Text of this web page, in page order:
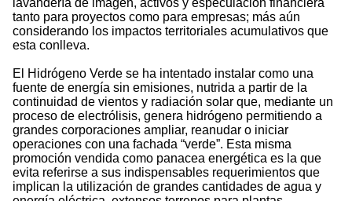
lavandería de imagen, activos y especulación financiera
tanto para proyectos como para empresas; más aún
considerando los impactos territoriales acumulativos que
esta conlleva.
El Hidrógeno Verde se ha intentado instalar como una
fuente de energía sin emisiones, nutrida a partir de la
continuidad de vientos y radiación solar que, mediante un
proceso de electrólisis, genera hidrógeno permitiendo a
grandes corporaciones ampliar, reanudar o iniciar
operaciones con una fachada “verde”. Esta misma
promoción vendida como panacea energética es la que
evita referirse a sus indispensables requerimientos que
implican la utilización de grandes cantidades de agua y